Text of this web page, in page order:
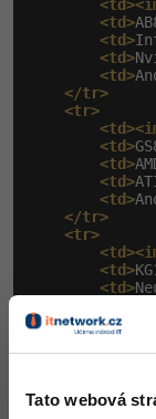
Tato webová
<td>
<td>
<td>
<td>
</tr>
<tr>
<td>
<td>
<td>
<td>
</tr>
<tr>
<td>
<td>
<td>
</tr>
</tbody>